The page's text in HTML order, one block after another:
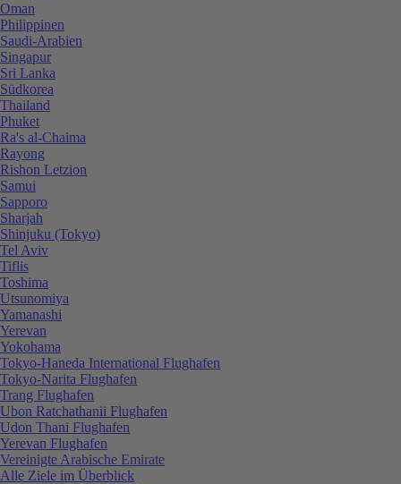
Oman
Philippinen
Saudi-Arabien
Singapur
Sri Lanka
Südkorea
Thailand
Phuket
Ra's al-Chaima
Rayong
Rishon Letzion
Samui
Sapporo
Sharjah
Shinjuku (Tokyo)
Tel Aviv
Tiflis
Toshima
Utsunomiya
Yamanashi
Yerevan
Yokohama
Tokyo-Haneda International Flughafen
Tokyo-Narita Flughafen
Trang Flughafen
Ubon Ratchathanii Flughafen
Udon Thani Flughafen
Yerevan Flughafen
Vereinigte Arabische Emirate
Alle Ziele im Überblick